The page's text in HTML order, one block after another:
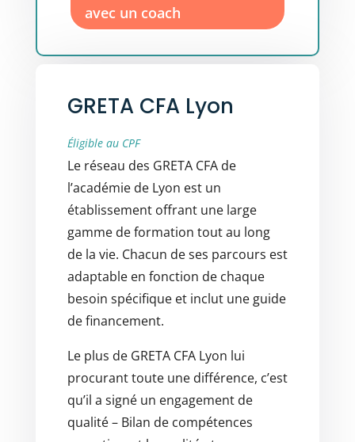
avec un coach
GRETA CFA Lyon
Éligible au CPF
Le réseau des GRETA CFA de
l’académie de Lyon est un
établissement offrant une large
gamme de formation tout au long
de la vie. Chacun de ses parcours est
adaptable en fonction de chaque
besoin spécifique et inclut une guide
de financement.
Le plus de GRETA CFA Lyon lui
procurant toute une différence, c’est
qu’il a signé un engagement de
qualité – Bilan de compétences